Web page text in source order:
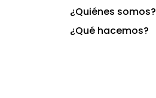
¿Quiénes somos?
¿Qué hacemos?